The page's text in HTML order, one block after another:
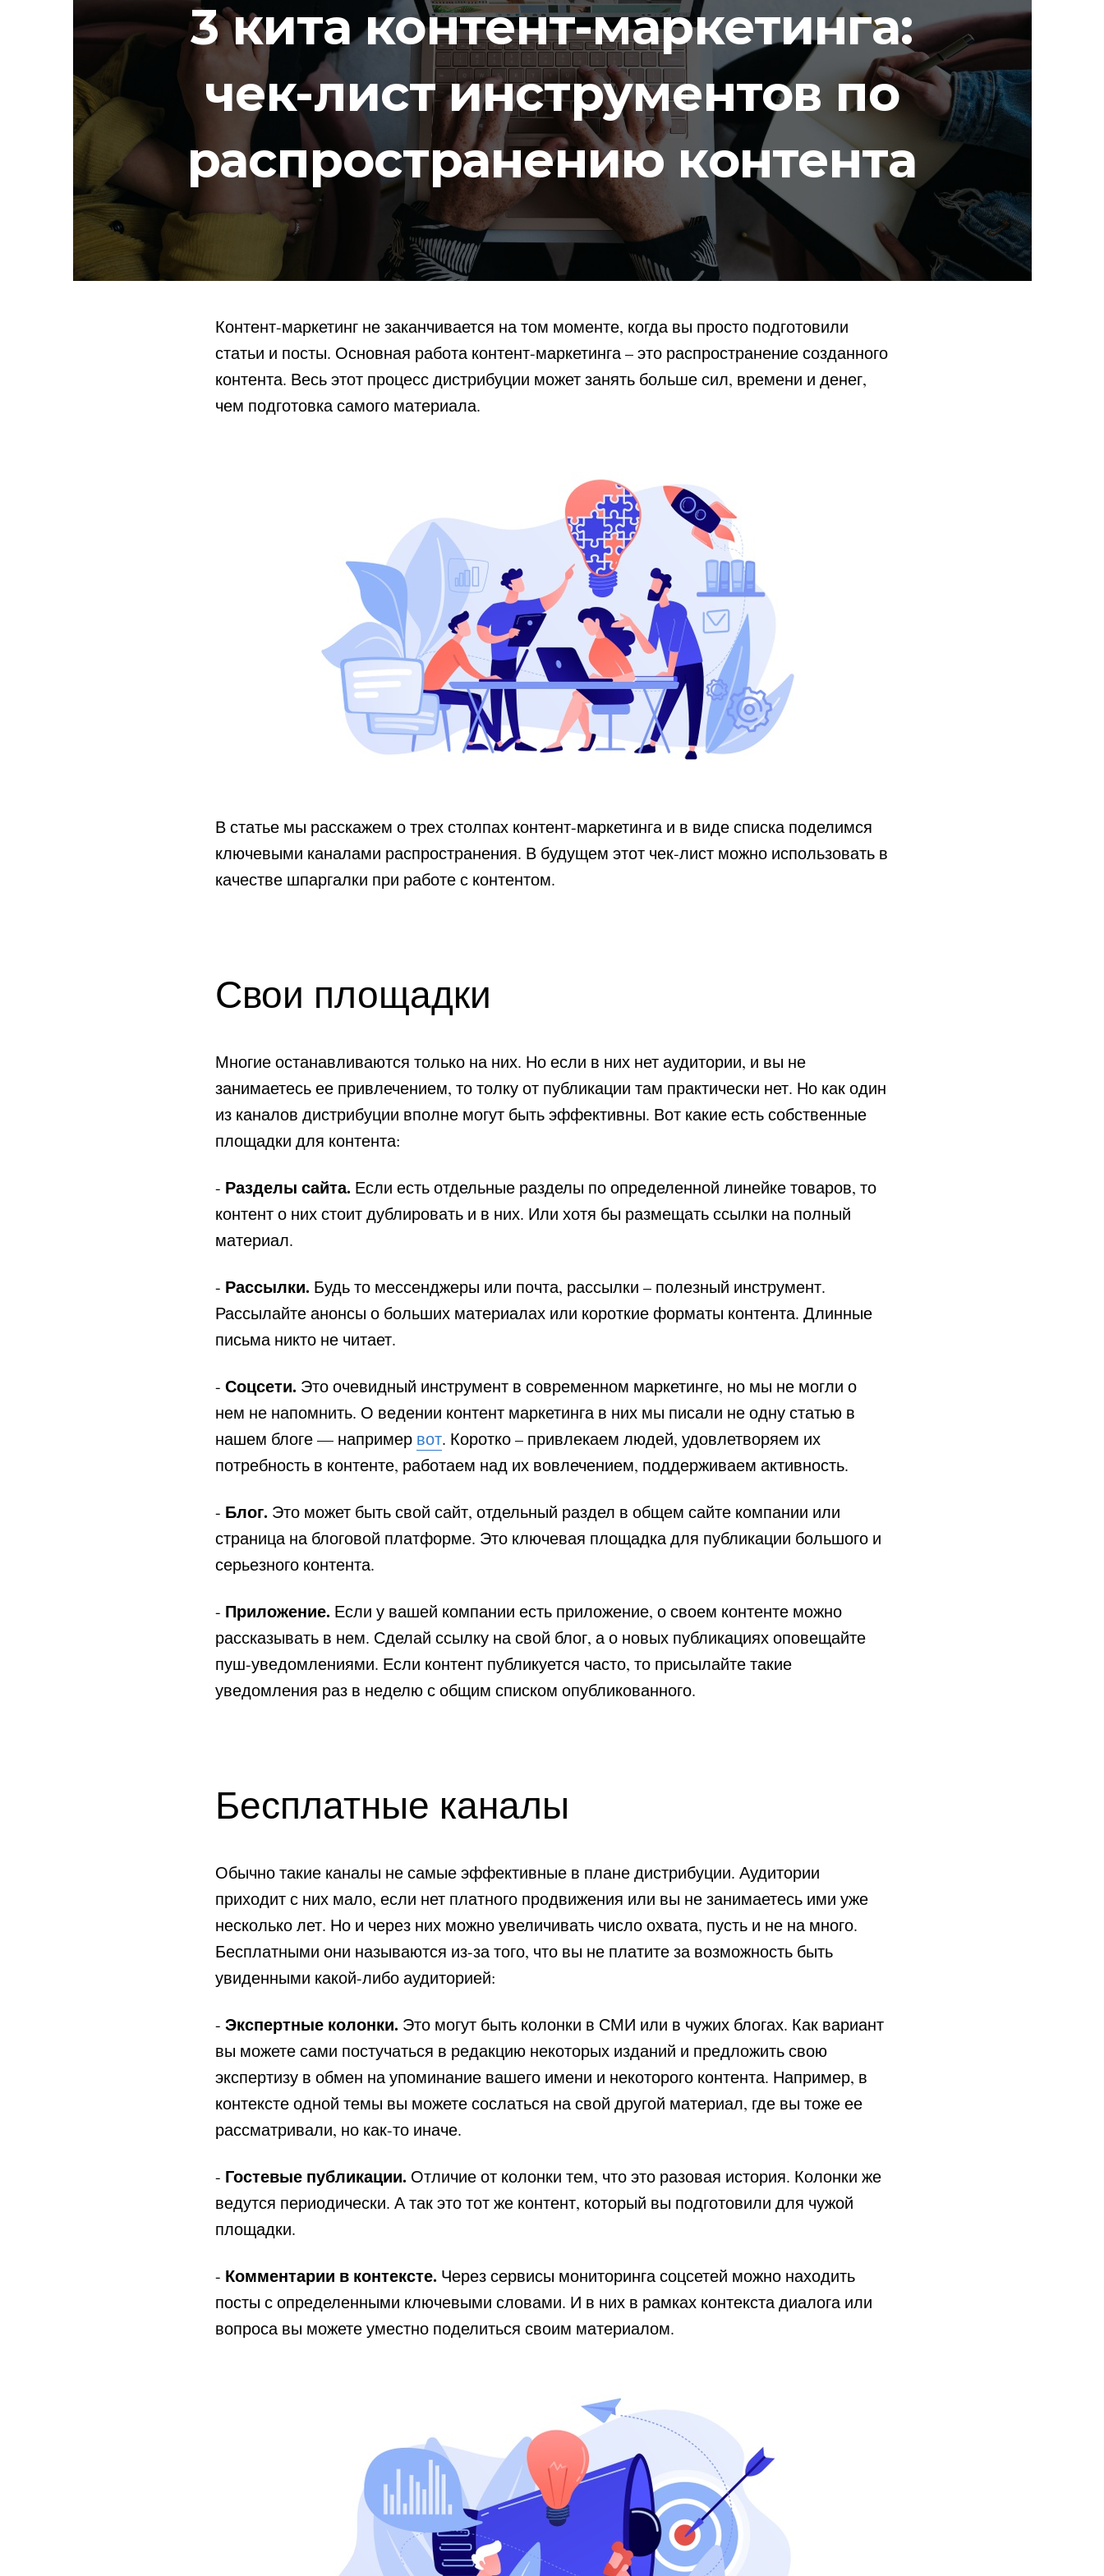
3 кита контент-маркетинга:
чек-лист инструментов по
распространению контента
Контент-маркетинг не заканчивается на том моменте, когда вы просто подготовили
статьи и посты. Основная работа контент-маркетинга – это распространение созданного
контента. Весь этот процесс дистрибуции может занять больше сил, времени и денег,
чем подготовка самого материала.
В статье мы расскажем о трех столпах контент-маркетинга и в виде списка поделимся
ключевыми каналами распространения. В будущем этот чек-лист можно использовать в
качестве шпаргалки при работе с контентом.
Свои площадки
Многие останавливаются только на них. Но если в них нет аудитории, и вы не
занимаетесь ее привлечением, то толку от публикации там практически нет. Но как один
из каналов дистрибуции вполне могут быть эффективны. Вот какие есть собственные
площадки для контента:
- Разделы сайта. Если есть отдельные разделы по определенной линейке товаров, то
контент о них стоит дублировать и в них. Или хотя бы размещать ссылки на полный
материал.
- Рассылки. Будь то мессенджеры или почта, рассылки – полезный инструмент.
Рассылайте анонсы о больших материалах или короткие форматы контента. Длинные
письма никто не читает.
- Соцсети. Это очевидный инструмент в современном маркетинге, но мы не могли о
нем не напомнить. О ведении контент маркетинга в них мы писали не одну статью в
нашем блоге — например вот. Коротко – привлекаем людей, удовлетворяем их
потребность в контенте, работаем над их вовлечением, поддерживаем активность.
- Блог. Это может быть свой сайт, отдельный раздел в общем сайте компании или
страница на блоговой платформе. Это ключевая площадка для публикации большого и
серьезного контента.
- Приложение. Если у вашей компании есть приложение, о своем контенте можно
рассказывать в нем. Сделай ссылку на свой блог, а о новых публикациях оповещайте
пуш-уведомлениями. Если контент публикуется часто, то присылайте такие
уведомления раз в неделю с общим списком опубликованного.
Бесплатные каналы
Обычно такие каналы не самые эффективные в плане дистрибуции. Аудитории
приходит с них мало, если нет платного продвижения или вы не занимаетесь ими уже
несколько лет. Но и через них можно увеличивать число охвата, пусть и не на много.
Бесплатными они называются из-за того, что вы не платите за возможность быть
увиденными какой-либо аудиторией:
- Экспертные колонки. Это могут быть колонки в СМИ или в чужих блогах. Как вариант
вы можете сами постучаться в редакцию некоторых изданий и предложить свою
экспертизу в обмен на упоминание вашего имени и некоторого контента. Например, в
контексте одной темы вы можете сослаться на свой другой материал, где вы тоже ее
рассматривали, но как-то иначе.
- Гостевые публикации. Отличие от колонки тем, что это разовая история. Колонки же
ведутся периодически. А так это тот же контент, который вы подготовили для чужой
площадки.
- Комментарии в контексте. Через сервисы мониторинга соцсетей можно находить
посты с определенными ключевыми словами. И в них в рамках контекста диалога или
вопроса вы можете уместно поделиться своим материалом.